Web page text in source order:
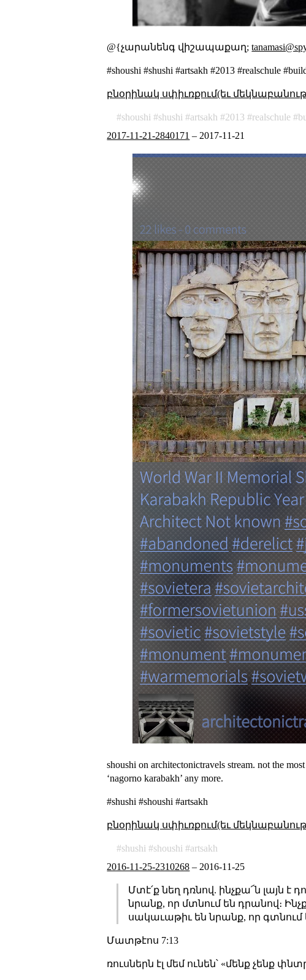
@{չարանենգ վիշապաքաղ;
#shoushi #shushi #artsakh #2013 #realschule
բնօրինակ սփիւռքում(եւ
shoushi shushi artsakh 2013 realschule
2017-11-21-2840171 – 2017-11-21
shoushi on architectonictravels stream. not the
‘nagorno karabakh’ any more.
#shushi #shoushi #artsakh
բնօրինակ սփիւռքում(եւ
shushi shoushi
artsakh
2016-11-25-2310268 – 2016-11-25
Մտէ՛ք նեղ դռնով. ինչքա՜ն լայն
նրանք, որ մտնում են դրանով։
սակաւաթիւ են նրանք, որ գտնում
Մատթէոս 7:13
ռուսներն էլ մեմ ունեն՝ «մենք չենք